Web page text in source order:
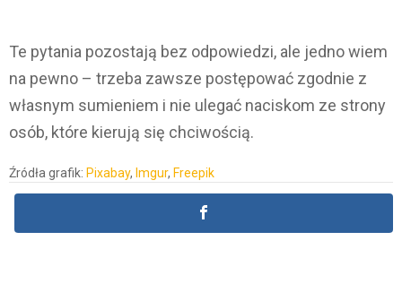
Te pytania pozostają bez odpowiedzi, ale jedno wiem
na pewno – trzeba zawsze postępować zgodnie z
własnym sumieniem i nie ulegać naciskom ze strony
osób, które kierują się chciwością.
Źródła grafik: Pixabay, Imgur, Freepik